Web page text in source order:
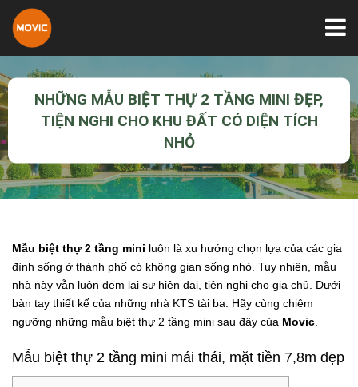
NHỮNG MẪU BIỆT THỰ 2 TẦNG MINI ĐẸP,
TIỆN NGHI CHO KHU ĐẤT CÓ DIỆN TÍCH
NHỎ
Mẫu biệt thự 2 tầng mini luôn là xu hướng chọn lựa của các gia
đình sống ở thành phố có không gian sống nhỏ. Tuy nhiên, mẫu
nhà này vẫn luôn đem lại sự hiện đại, tiện nghi cho gia chủ. Dưới
bàn tay thiết kế của những nhà KTS tài ba. Hãy cùng chiêm
ngưỡng những mẫu biệt thự 2 tầng mini sau đây của Movic
Mẫu biệt thự 2 tầng mini mái thái, mặt tiền 7,8m đẹp